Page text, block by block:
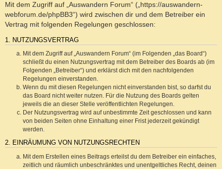
Mit dem Zugriff auf „Auswandern Forum“ („https://auswandern-
webforum.de/phpBB3“) wird zwischen dir und dem Betreiber ein
Vertrag mit folgenden Regelungen geschlossen:
1. NUTZUNGSVERTRAG
Mit dem Zugriff auf „Auswandern Forum“ (im Folgenden „das Board“)
schließt du einen Nutzungsvertrag mit dem Betreiber des Boards ab (im
Folgenden „Betreiber“) und erklärst dich mit den nachfolgenden
Regelungen einverstanden.
Wenn du mit diesen Regelungen nicht einverstanden bist, so darfst du
das Board nicht weiter nutzen. Für die Nutzung des Boards gelten
jeweils die an dieser Stelle veröffentlichten Regelungen.
Der Nutzungsvertrag wird auf unbestimmte Zeit geschlossen und kann
von beiden Seiten ohne Einhaltung einer Frist jederzeit gekündigt
werden.
2. EINRÄUMUNG VON NUTZUNGSRECHTEN
Mit dem Erstellen eines Beitrags erteilst du dem Betreiber ein einfaches,
zeitlich und räumlich unbeschränktes und unentgeltliches Recht, deinen